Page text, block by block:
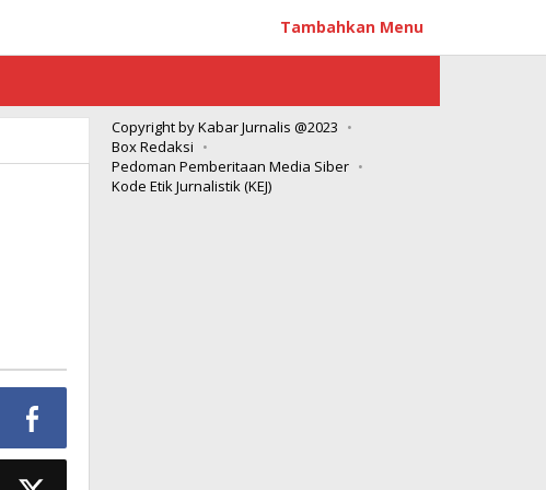
Tambahkan Menu
Copyright by Kabar Jurnalis @2023
Box Redaksi
Pedoman Pemberitaan Media Siber
Kode Etik Jurnalistik (KEJ)